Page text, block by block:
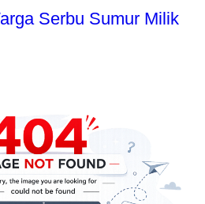
Serbu Sumur Milik